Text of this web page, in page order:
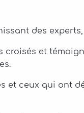
des
croisés et
et ceux qui ont